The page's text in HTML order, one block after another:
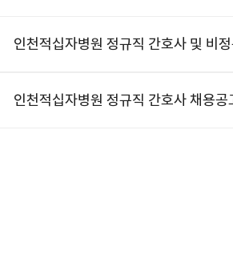
인천적십자병원 정규직 간호사 및 비
인천적십자병원 정규직 간호사 채용공